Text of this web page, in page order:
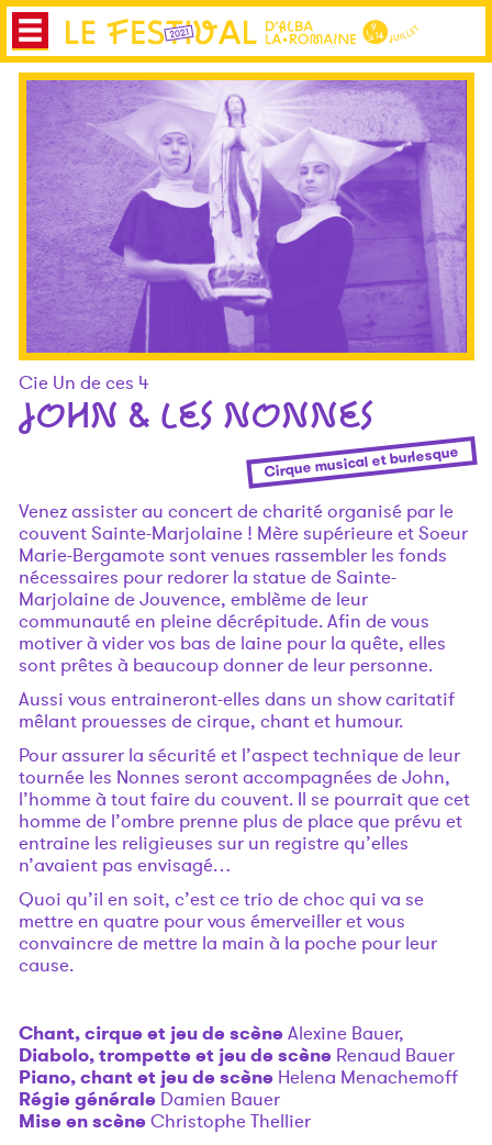
Cie Un de ces 4
JOHN & LES NONNES
Cirque musical et burlesque
Venez assister au concert de charité organisé par le
couvent Sainte-Marjolaine ! Mère supérieure et Soeur
Marie-Bergamote sont venues rassembler les fonds
nécessaires pour redorer la statue de Sainte-
Marjolaine de Jouvence, emblème de leur
communauté en pleine décrépitude. Afin de vous
motiver à vider vos bas de laine pour la quête, elles
sont prêtes à beaucoup donner de leur personne.
Aussi vous entraineront-elles dans un show caritatif
mêlant prouesses de cirque, chant et humour.
Pour assurer la sécurité et l’aspect technique de leur
tournée les Nonnes seront accompagnées de John,
l’homme à tout faire du couvent. Il se pourrait que cet
homme de l’ombre prenne plus de place que prévu et
entraine les religieuses sur un registre qu’elles
n’avaient pas envisagé…
Quoi qu’il en soit, c’est ce trio de choc qui va se
mettre en quatre pour vous émerveiller et vous
convaincre de mettre la main à la poche pour leur
cause.
Chant, cirque et jeu de scène Alexine Bauer,
Diabolo, trompette et jeu de scène Renaud Bauer
Piano, chant et jeu de scène Helena Menachemoff
Régie générale Damien Bauer
Mise en scène Christophe Thellier